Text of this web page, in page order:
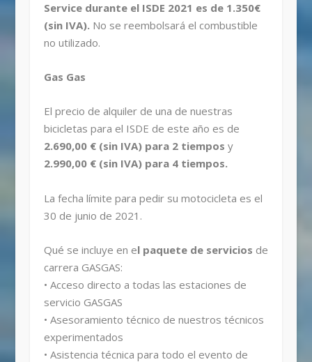
Service durante el ISDE 2021 es de 1.350€
(sin IVA). No se reembolsará el combustible
no utilizado.
Gas Gas
El precio de alquiler de una de nuestras
bicicletas para el ISDE de este año es de
2.690,00 € (sin IVA) para 2 tiempos y
2.990,00 € (sin IVA) para 4 tiempos.
La fecha límite para pedir su motocicleta es el
30 de junio de 2021.
Qué se incluye en el paquete de servicios de
carrera GASGAS:
• Acceso directo a todas las estaciones de
servicio GASGAS
• Asesoramiento técnico de nuestros técnicos
experimentados
• Asistencia técnica para todo el evento de